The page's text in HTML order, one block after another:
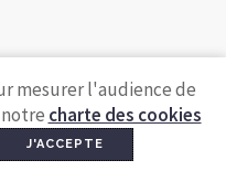
mesurer l'audience de
charte des cookies
J'ACCEPTE